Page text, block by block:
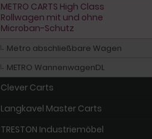
METRO CARTS High Class
Rollwagen mit und ohne
Microban-Schutz
Metro abschließbare Wagen
METRO WannenwagenDL
Clever Carts
Langkavel Master Carts
TRESTON Industriemöbel